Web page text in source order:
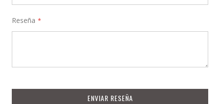
Reseña
ENVIAR RESEÑA